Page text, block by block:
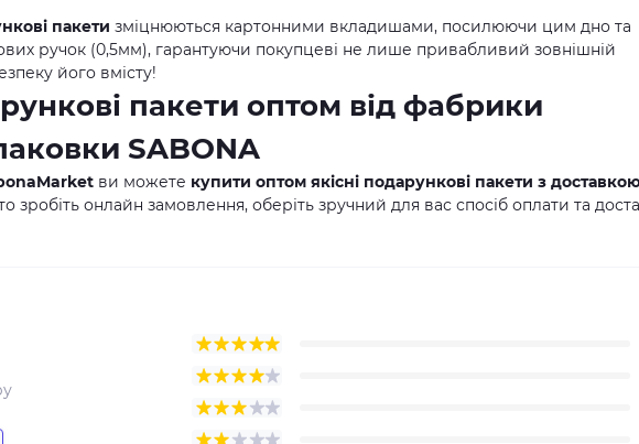
пакети зміцнюються картонними вкладишами, посилюючи цим дно та
ручок (0,5мм), гарантуючи покупцеві не лише привабливий зовнішній
його вмісту!
пакети оптом від фабрики
SABONA
ви можете купити оптом якісні подарункові пакети з
зробіть онлайн замовлення, оберіть зручний для вас спосіб оплати та